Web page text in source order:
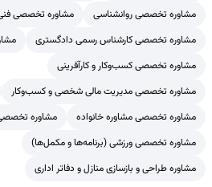
مشاوره تخصصی روانشناسی
مشاوره تخصصی
مشاوره تخصصی کارشناس رسمی دادگستری
مشاوره تخصصی کسب‌وکار و کارآفرینی
مشاوره تخصصی مدیریت مالی شخصی و کسب‌وکار
مشاوره تخصصی مشاوره خانواده
مشاوره
مشاوره تخصصی ورزشی (برنامه‌ها و مکمل‌ها)
مشاوره طراحی و بازسازی منازل و دفاتر اداری